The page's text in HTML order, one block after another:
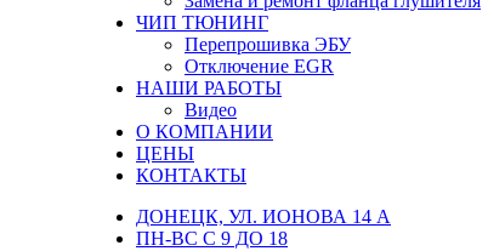
ЧИП ТЮНИНГ
Перепрошивка ЭБУ
Отключение EGR
НАШИ РАБОТЫ
Видео
О КОМПАНИИ
ЦЕНЫ
КОНТАКТЫ
ДОНЕЦК, УЛ. ИОНОВА 14 А
ПН-ВС С 9 ДО 18